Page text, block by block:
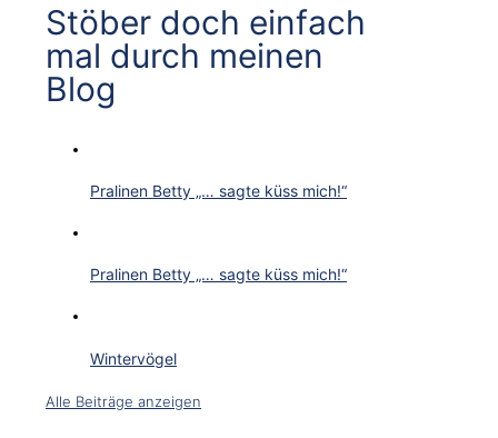
Stöber doch einfach
mal durch meinen
Blog
Pralinen Betty „… sagte küss mich!“
Pralinen Betty „… sagte küss mich!“
Wintervögel
Alle Beiträge anzeigen